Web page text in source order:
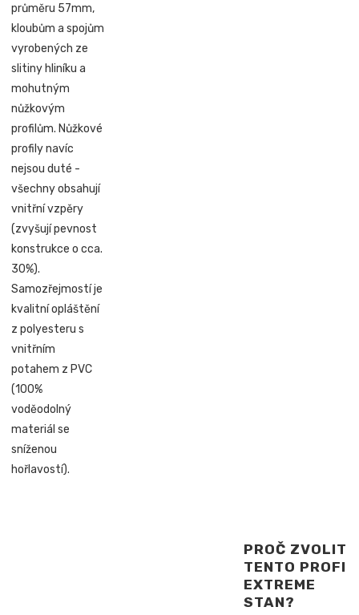
průměru 57mm,
kloubům a spojům
vyrobených ze
slitiny hliníku a
mohutným
nůžkovým
profilům. Nůžkové
profily navíc
nejsou duté -
všechny obsahují
vnitřní vzpěry
(zvyšují pevnost
konstrukce o cca.
30%).
Samozřejmostí je
kvalitní opláštění
z polyesteru s
vnitřním
potahem z PVC
(100%
voděodolný
materiál se
sníženou
hořlavostí).
PROČ ZVOLIT
TENTO PROFI
EXTREME
STAN?